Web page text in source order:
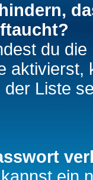
du
aktivierst,
Liste